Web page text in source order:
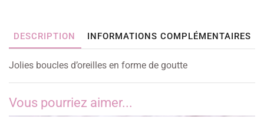
DESCRIPTION INFORMATIONS COMPLÉMENTAIRES
Jolies boucles d’oreilles en forme de goutte
Vous pourriez aimer...